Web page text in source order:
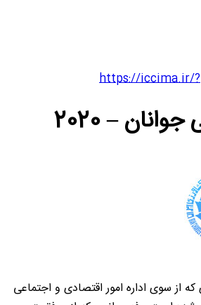
https://iccima.ir/
– 2020
از سوی اداره امور اقتصادی و اجتماعی